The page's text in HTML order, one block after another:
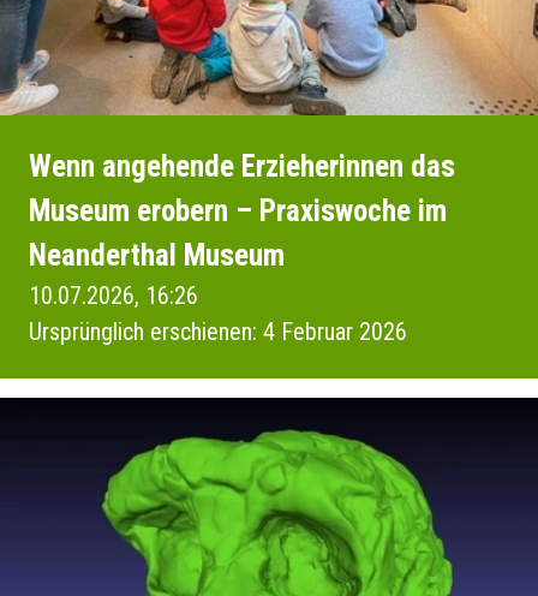
Wenn angehende Erzieherinnen das
Museum erobern – Praxiswoche im
Neanderthal Museum
10.07.2026, 16:26
Ursprünglich erschienen: 4 Februar 2026